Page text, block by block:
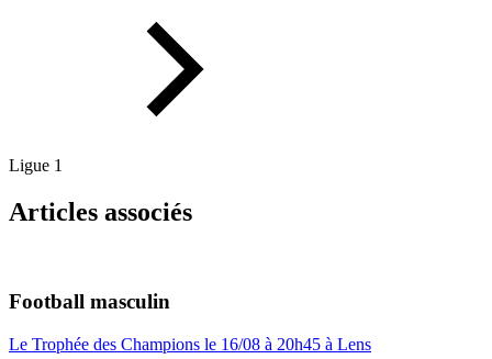
Ligue 1
Articles associés
Football masculin
Le Trophée des Champions le 16/08 à 20h45 à Lens